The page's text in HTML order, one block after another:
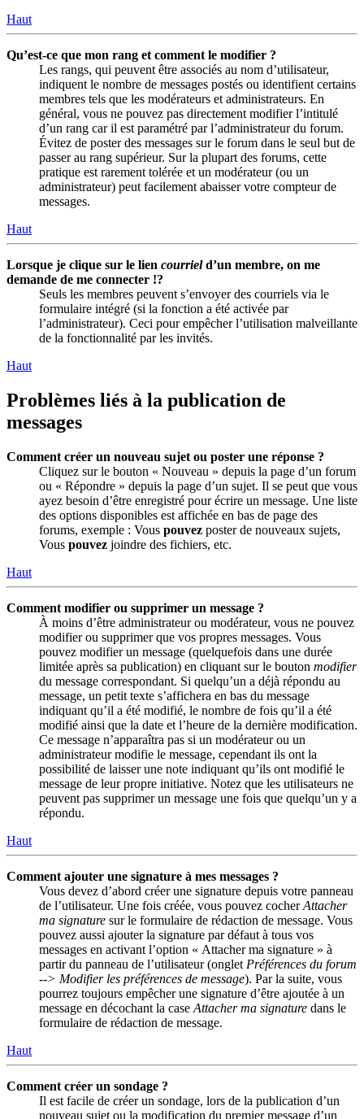
Haut
Qu’est-ce que mon rang et comment le modifier ?
Les rangs, qui peuvent être associés au nom d’utilisateur,
indiquent le nombre de messages postés ou identifient certains
membres tels que les modérateurs et administrateurs. En
général, vous ne pouvez pas directement modifier l’intitulé
d’un rang car il est paramétré par l’administrateur du forum.
Évitez de poster des messages sur le forum dans le seul but de
passer au rang supérieur. Sur la plupart des forums, cette
pratique est rarement tolérée et un modérateur (ou un
administrateur) peut facilement abaisser votre compteur de
messages.
Haut
Lorsque je clique sur le lien courrield’un membre, on me
demande de me connecter !?
Seuls les membres peuvent s’envoyer des courriels via le
formulaire intégré (si la fonction a été activée par
l’administrateur). Ceci pour empêcher l’utilisation malveillante
de la fonctionnalité par les invités.
Haut
Problèmes liés à la publication de
messages
Comment créer un nouveau sujet ou poster une réponse ?
Cliquez sur le bouton « Nouveau » depuis la page d’un forum
ou « Répondre » depuis la page d’un sujet. Il se peut que vous
ayez besoin d’être enregistré pour écrire un message. Une liste
des options disponibles est affichée en bas de page des
forums, exemple : Vous pouvez poster de nouveaux sujets,
Vous pouvez joindre des fichiers, etc.
Haut
Comment modifier ou supprimer un message ?
À moins d’être administrateur ou modérateur, vous ne pouvez
modifier ou supprimer que vos propres messages. Vous
pouvez modifier un message (quelquefois dans une durée
limitée après sa publication) en cliquant sur le bouton modifier
du message correspondant. Si quelqu’un a déjà répondu au
message, un petit texte s’affichera en bas du message
indiquant qu’il a été modifié, le nombre de fois qu’il a été
modifié ainsi que la date et l’heure de la dernière modification.
Ce message n’apparaîtra pas si un modérateur ou un
administrateur modifie le message, cependant ils ont la
possibilité de laisser une note indiquant qu’ils ont modifié le
message de leur propre initiative. Notez que les utilisateurs ne
peuvent pas supprimer un message une fois que quelqu’un y a
répondu.
Haut
Comment ajouter une signature à mes messages ?
Vous devez d’abord créer une signature depuis votre panneau
de l’utilisateur. Une fois créée, vous pouvez cocherAttacher
ma signature sur le formulaire de rédaction de message. Vous
pouvez aussi ajouter la signature par défaut à tous vos
messages en activant l’option « Attacher ma signature » à
partir du panneau de l’utilisateur (onglet Préférences du forum
--> Modifier les préférences de message). Par la suite, vous
pourrez toujours empêcher une signature d’être ajoutée à un
message en décochant la case Attacher ma signature dans le
formulaire de rédaction de message.
Haut
Comment créer un sondage ?
Il est facile de créer un sondage, lors de la publication d’un
nouveau sujet ou la modification du premier message d’un